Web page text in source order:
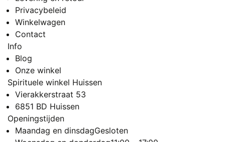
Privacybeleid
Winkelwagen
Contact
Info
Blog
Onze winkel
Spirituele winkel Huissen
Vierakkerstraat 53
6851 BD Huissen
Openingstijden
Maandag en dinsdagGesloten